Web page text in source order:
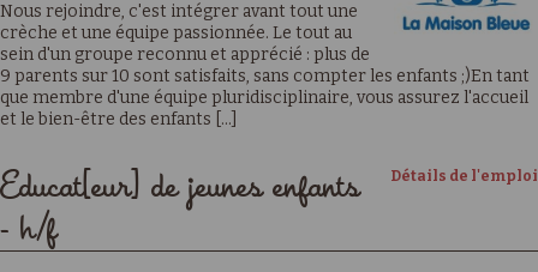
Nous rejoindre, c'est intégrer avant tout une
crèche et une équipe passionnée. Le tout au
sein d'un groupe reconnu et apprécié : plus de
9 parents sur 10 sont satisfaits, sans compter les enfants ;)En tant
que membre d'une équipe pluridisciplinaire, vous assurez l'accueil
et le bien-être des enfants [...]
Détails de l'emploi
Educat[eur] de jeunes enfants
- h/f